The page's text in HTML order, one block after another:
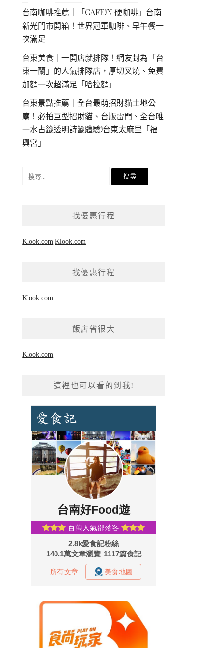
台南咖啡推薦｜「CAFE!N 硬咖啡」台南
新光門市開箱！世界冠軍咖啡、早午餐一
次滿足
台東美食｜一開店就排隊！網友封為「台
東一蘭」的人氣排隊店，厚切叉燒、免費
加麵一次超滿足「哈拉麵」
台東景點推薦｜全台最萌招財貓土地公
廟！必拍巨型招財貓、台版雷門、全台唯
一水占籤透明詩籤體驗!台東太麻里「福
興宮」
找優惠行程
Klook.com Klook.com
找優惠行程
Klook.com
飯店省很大
Klook.com
這裡也可以看的到我!